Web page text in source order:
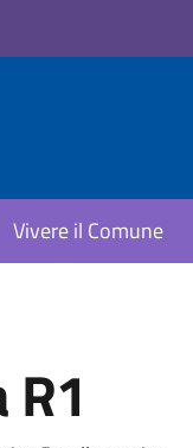
Vivere il Comune